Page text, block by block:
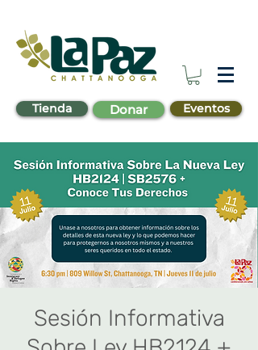
Tienda Donar Eventos
Sesión Informativa